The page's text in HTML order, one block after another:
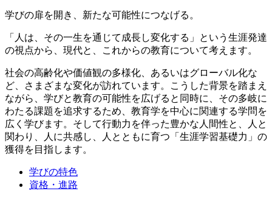
学びの扉を開き、新たな可能性につなげる。
「人は、その一生を通じて成長し変化する」という生涯発達
の視点から、現代と、これからの教育について考えます。
社会の高齢化や価値観の多様化、あるいはグローバル化な
ど、さまざまな変化が訪れています。こうした背景を踏まえ
ながら、学びと教育の可能性を広げると同時に、その多岐に
わたる課題を追求するため、教育学を中心に関連する学問を
広く学びます。そして行動力を伴った豊かな人間性と、人と
関わり、人に共感し、人とともに育つ「生涯学習基礎力」の
獲得を目指します。
学びの特色
資格・進路